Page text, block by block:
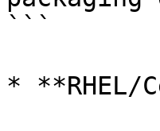
```
* **RHEL/